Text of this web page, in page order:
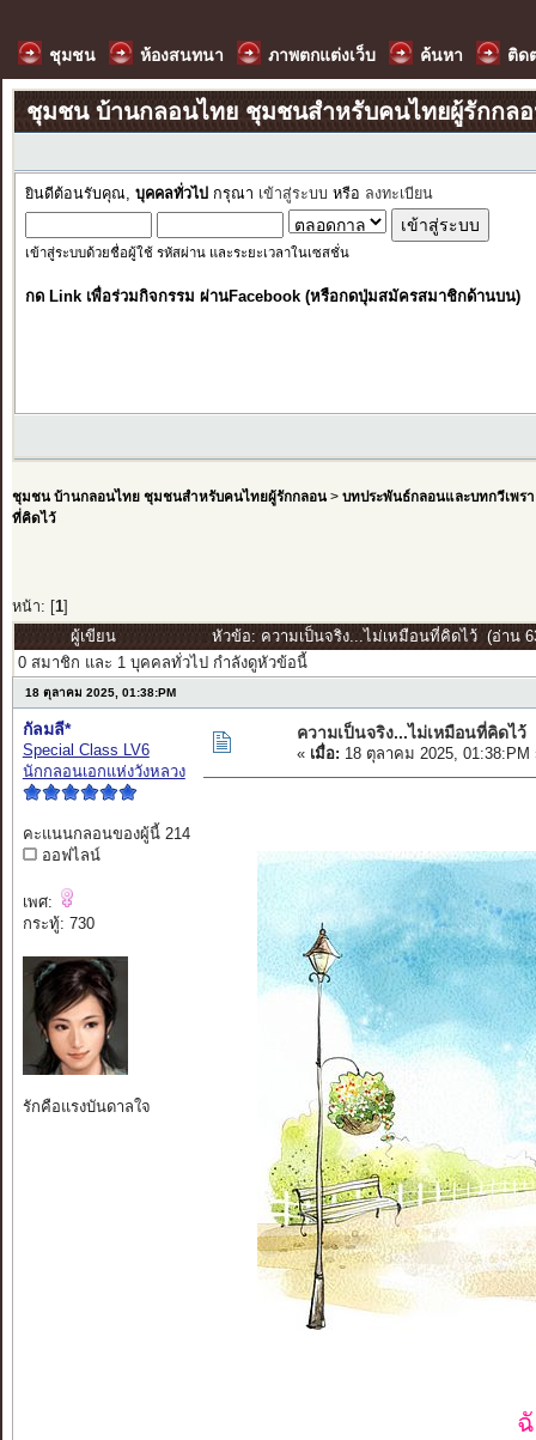
ชุมชน ห้องสนทนา ภาพตกแต่งเว็บ ค้นหา ติด
ชุมชน บ้านกลอนไทย ชุมชนสำหรับคนไทยผู้รักกล
ยินดีต้อนรับคุณ, บุคคลทั่วไป กรุณา เข้าสู่ระบบ หรือ ลงทะเบียน
เข้าสู่ระบบด้วยชื่อผู้ใช้ รหัสผ่าน และระยะเวลาในเซสชั่น
กด Link เพื่อร่วมกิจกรรม ผ่านFacebook (หรือกดปุ่มสมัครสมาชิกด้านบน)
ชุมชน บ้านกลอนไทย ชุมชนสำหรับคนไทยผู้รักกลอน> บทประพันธ์กลอนและบทกวีเพรา
ที่คิดไว้
หน้า: [ 1]
ผู้เขียน
หัวข้อ: ความเป็นจริง...ไม่เหมือนที่คิดไว้ (อ่าน
0 สมาชิก และ 1 บุคคลทั่วไป กำลังดูหัวข้อนี้
18 ตุลาคม 2025, 01:38:PM
กัลมลี*
Special Class LV6
นักกลอนเอกแห่งวังหลวง
คะแนนกลอนของผู้นี้ 214
ออฟไลน์
เพศ:
กระทู้: 730
รักคือแรงบันดาลใจ
ความเป็นจริง...ไม่เหมือนที่คิดไว้
« เมื่อ: 18 ตุลาคม 2025, 01:38:PM